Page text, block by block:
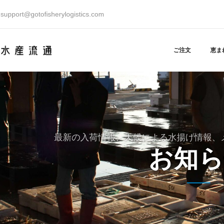
support@gotofisherylogistics.com
ご注文 恵ま
最新の入荷情報、天候による水揚げ情報
お知